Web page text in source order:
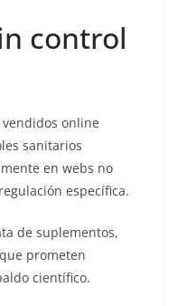
control
online
sanitarios
en webs no
específica.
de suplementos,
prometen
científico.